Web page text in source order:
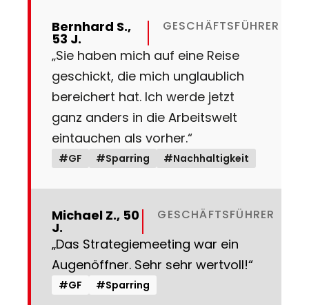
Bernhard S.,
53 J.
GESCHÄFTSFÜHRER
„Sie haben mich auf eine Reise
geschickt, die mich unglaublich
bereichert hat. Ich werde jetzt
ganz anders in die Arbeitswelt
eintauchen als vorher.“
#GF #Sparring #Nachhaltigkeit
Michael Z., 50
J.
GESCHÄFTSFÜHRER
„Das Strategiemeeting war ein
Augenöffner. Sehr sehr wertvoll!“
#GF #Sparring